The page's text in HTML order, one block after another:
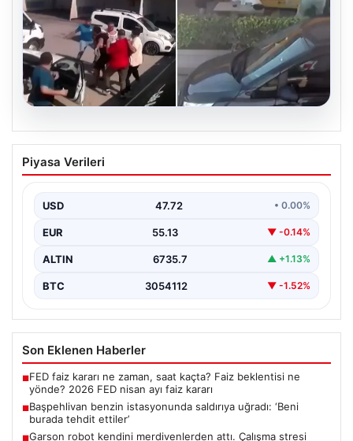
Başpehlivan benzin istasyonunda
saldırıya uğradı: ‘Beni burada tehdit
{“title”: “Başpehlivan Serhat Elvan, Benzin İstasyonunda
“…
Piyasa Verileri
USD 47.72 • 0.00%
EUR 55.13 ▼ -0.14%
ALTIN 6735.7 ▲ +1.13%
BTC 3054112 ▼ -1.52%
Son Eklenen Haberler
■FED faiz kararı ne zaman, saat kaçta? Faiz beklentisi ne
yönde? 2026 FED nisan ayı faiz kararı
■Başpehlivan benzin istasyonunda saldırıya uğradı: ‘Beni
burada tehdit ettiler’
■Garson robot kendini merdivenlerden attı. Çalışma stresi